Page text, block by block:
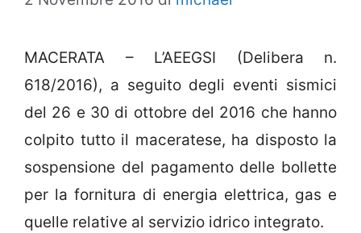
MACERATA – L’AEEGSI (Delibera n.
618/2016), a seguito degli eventi sismici
del 26 e 30 di ottobre del 2016 che hanno
colpito tutto il maceratese, ha disposto la
sospensione del pagamento delle bollette
per la fornitura di energia elettrica, gas e
quelle relative al servizio idrico integrato.